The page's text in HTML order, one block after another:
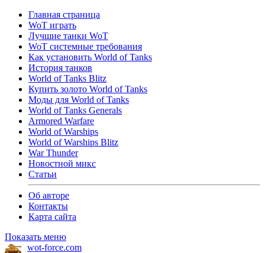
Главная страница
WoT играть
Лучшие танки WoT
WoT системные требования
Как установить World of Tanks
История танков
World of Tanks Blitz
Купить золото World of Tanks
Моды для World of Tanks
World of Tanks Generals
Armored Warfare
World of Warships
World of Warships Blitz
War Thunder
Новостной микс
Статьи
Об авторе
Контакты
Карта сайта
Показать меню
wot-force.com